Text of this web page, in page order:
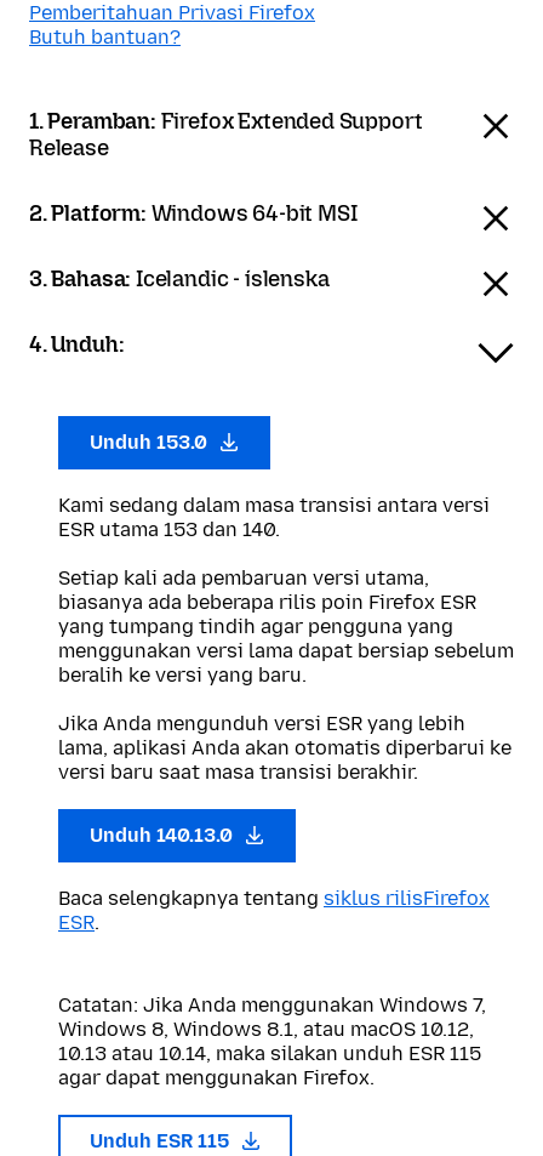
Pemberitahuan Privasi Firefox
Butuh bantuan?
1. Peramban: Firefox Extended Support
Release
2. Platform: Windows 64-bit MSI
3. Bahasa:Icelandic - íslenska
4. Unduh:
Unduh 153.0
Kami sedang dalam masa transisi antara versi
ESR utama 153 dan 140.
Setiap kali ada pembaruan versi utama,
biasanya ada beberapa rilis poin Firefox ESR
yang tumpang tindih agar pengguna yang
menggunakan versi lama dapat bersiap sebelum
beralih ke versi yang baru.
Jika Anda mengunduh versi ESR yang lebih
lama, aplikasi Anda akan otomatis diperbarui ke
versi baru saat masa transisi berakhir.
Unduh 140.13.0
Baca selengkapnya tentang siklus rilisFirefox
ESR.
Catatan: Jika Anda menggunakan Windows 7,
Windows 8, Windows 8.1, atau macOS 10.12,
10.13 atau 10.14, maka silakan unduh ESR 115
agar dapat menggunakan Firefox.
Unduh ESR 115